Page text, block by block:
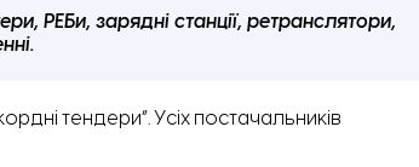
РЕБи, зарядні станції, ретранслятори,
тендери”. Усіх постачальників